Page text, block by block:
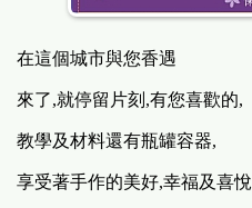
在這個城市與您香遇
來了,就停留片刻,有您喜歡的,
教學及材料還有瓶罐容器,
享受著手作的美好,幸福及喜悅